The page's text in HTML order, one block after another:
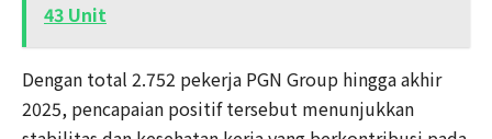
43 Unit
Dengan total 2.752 pekerja PGN Group hingga akhir
2025, pencapaian positif tersebut menunjukkan